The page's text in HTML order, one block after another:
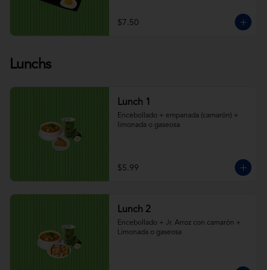
$7.50
Lunchs
Lunch 1
Encebollado + empanada (camarón) +
limonada o gaseosa
$5.99
Lunch 2
Encebollado + Jr. Arroz con camarón +
Limonada o gaseosa